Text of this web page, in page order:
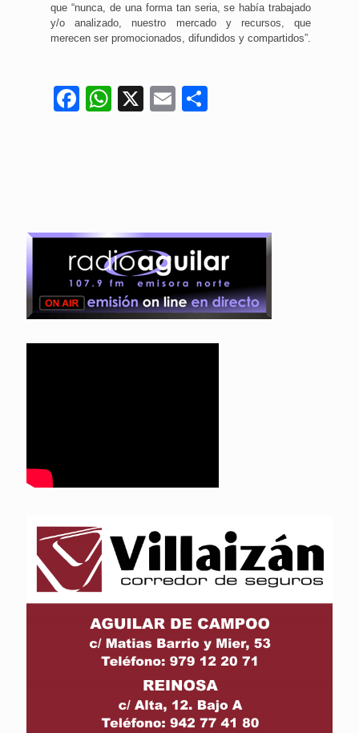
que “nunca, de una forma tan seria, se había trabajado
y/o analizado, nuestro mercado y recursos, que
merecen ser promocionados, difundidos y compartidos”.
Facebook
WhatsApp
X Email